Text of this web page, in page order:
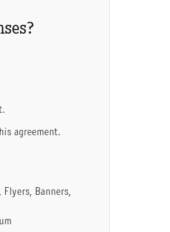
agreement.
Banners,